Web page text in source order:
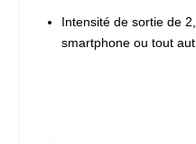
Intensité de sortie de
smartphone ou tout